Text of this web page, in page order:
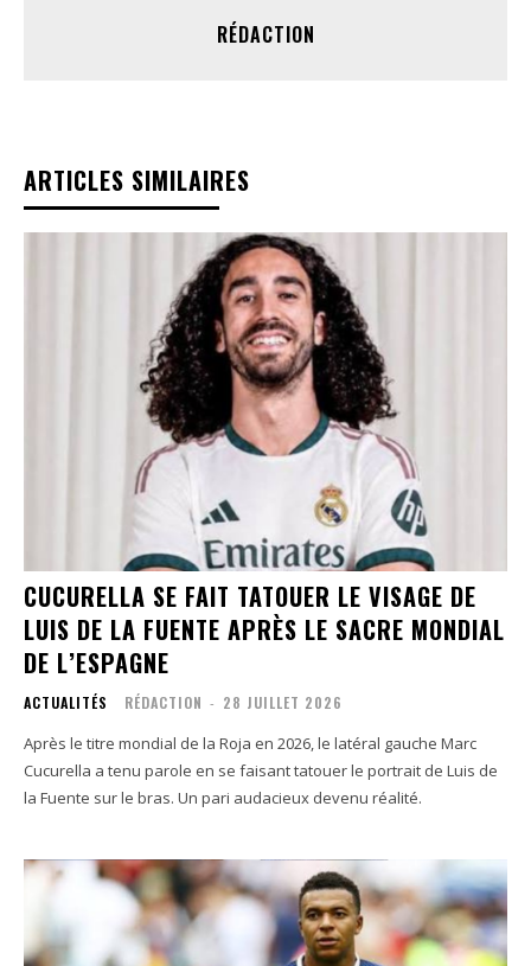
RÉDACTION
ARTICLES SIMILAIRES
CUCURELLA SE FAIT TATOUER LE VISAGE DE
LUIS DE LA FUENTE APRÈS LE SACRE MONDIAL
DE L’ESPAGNE
ACTUALITÉS RÉDACTION - 28 JUILLET 2026
Après le titre mondial de la Roja en 2026, le latéral gauche Marc
Cucurella a tenu parole en se faisant tatouer le portrait de Luis de
la Fuente sur le bras. Un pari audacieux devenu réalité.